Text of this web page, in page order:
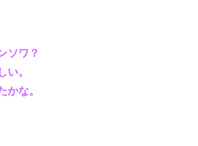
ソワ？
い。
かな。